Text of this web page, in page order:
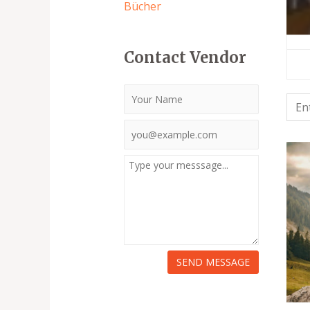
Bücher
Contact Vendor